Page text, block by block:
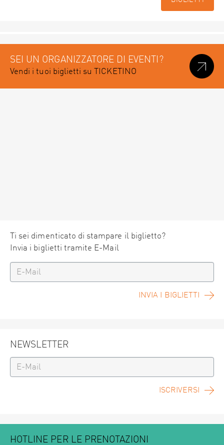
SEI UN ORGANIZZATORE DI EVENTI?
Vendi i tuoi biglietti su TICKETINO
Ti sei dimenticato di stampare il biglietto?
Invia i biglietti tramite E-Mail
INVIA I BIGLIETTI
NEWSLETTER
ISCRIVERSI
HOTLINE PER LE PRENOTAZIONI